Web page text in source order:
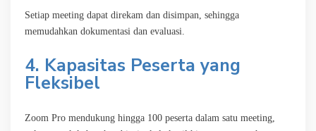
Setiap meeting dapat direkam dan disimpan, sehingga
memudahkan dokumentasi dan evaluasi.
4. Kapasitas Peserta yang
Fleksibel
Zoom Pro mendukung hingga 100 peserta dalam satu meeting,